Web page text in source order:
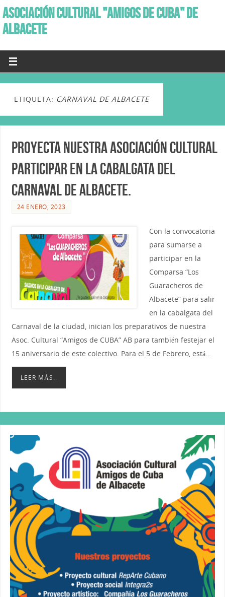
ASOCIACIÓN CULTURAL "AMIGOS DE CUBA" DE
ALBACETE
ETIQUETA: CARNAVAL DE ALBACETE
Proyecta nuestra Asociación cultural
participar en la Cabalgata del
Carnaval de Albacete.
24 ENERO, 2023
Con la convocatoria
para sumarse a
participar en la
Comparsa “Los
Guaracheros de
Albacete” para salir
en la cabalgata del
Carnaval de la ciudad, inician los preparativos de nuestra
Asoc. Cultural “Amigos de CUBA” AB para también festejar el
15 aniversario de este colectivo. Para el 5 de Febrero, está…
LEER MÁS..